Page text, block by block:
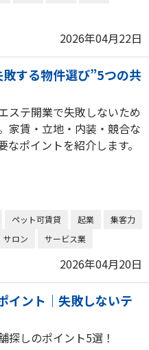
2026年04月22日
敗する物件選び”5つの共
ステ開業で失敗しないため
家賃・立地・内装・競合な
なポイントを紹介します。
ペット可賃貸 起業
集客力
サロン サービス業
2026年04月20日
イント｜失敗しないテ
探しのポイント5選！